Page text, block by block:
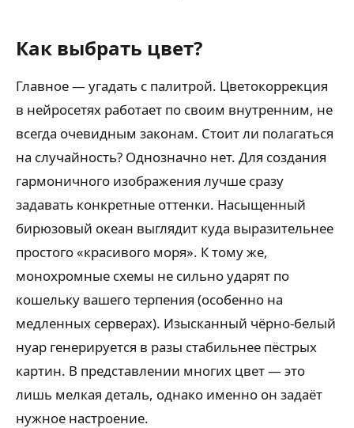
Как выбрать цвет?
Главное — угадать с палитрой. Цветокоррекция
в нейросетях работает по своим внутренним, не
всегда очевидным законам. Стоит ли полагаться
на случайность? Однозначно нет. Для создания
гармоничного изображения лучше сразу
задавать конкретные оттенки. Насыщенный
бирюзовый океан выглядит куда выразительнее
простого «красивого моря». К тому же,
монохромные схемы не сильно ударят по
кошельку вашего терпения (особенно на
медленных серверах). Изысканный чёрно-белый
нуар генерируется в разы стабильнее пёстрых
картин. В представлении многих цвет — это
лишь мелкая деталь, однако именно он задаёт
нужное настроение.